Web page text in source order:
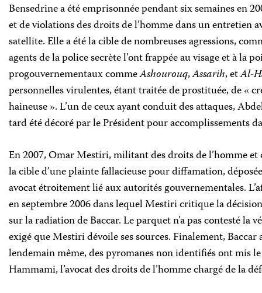
Bensedrine a été emprisonnée pendant six semaines en
et de violations des droits de l’homme dans un entretien
satellite. Elle a été la cible de nombreuses agressions,
agents de la police secrète l’ont frappée au visage et à la
progouvernementaux commeAshourouq,Assarih, etAl-
personnelles virulentes, étant traitée de prostituée, de «
haineuse ». L’un de ceux ayant conduit des attaques,
tard été décoré par le Président pour accomplissements
En 2007, Omar Mestiri, militant des droits de l’homme
la cible d’une plainte fallacieuse pour diffamation,
avocat étroitement lié aux autorités gouvernementales.
en septembre 2006 dans lequel Mestiri critique la
sur la radiation de Baccar. Le parquet n’a pas contesté la
exigé que Mestiri dévoile ses sources. Finalement,
lendemain même, des pyromanes non identifiés ont mis
Hammami, l’avocat des droits de l’homme chargé de la